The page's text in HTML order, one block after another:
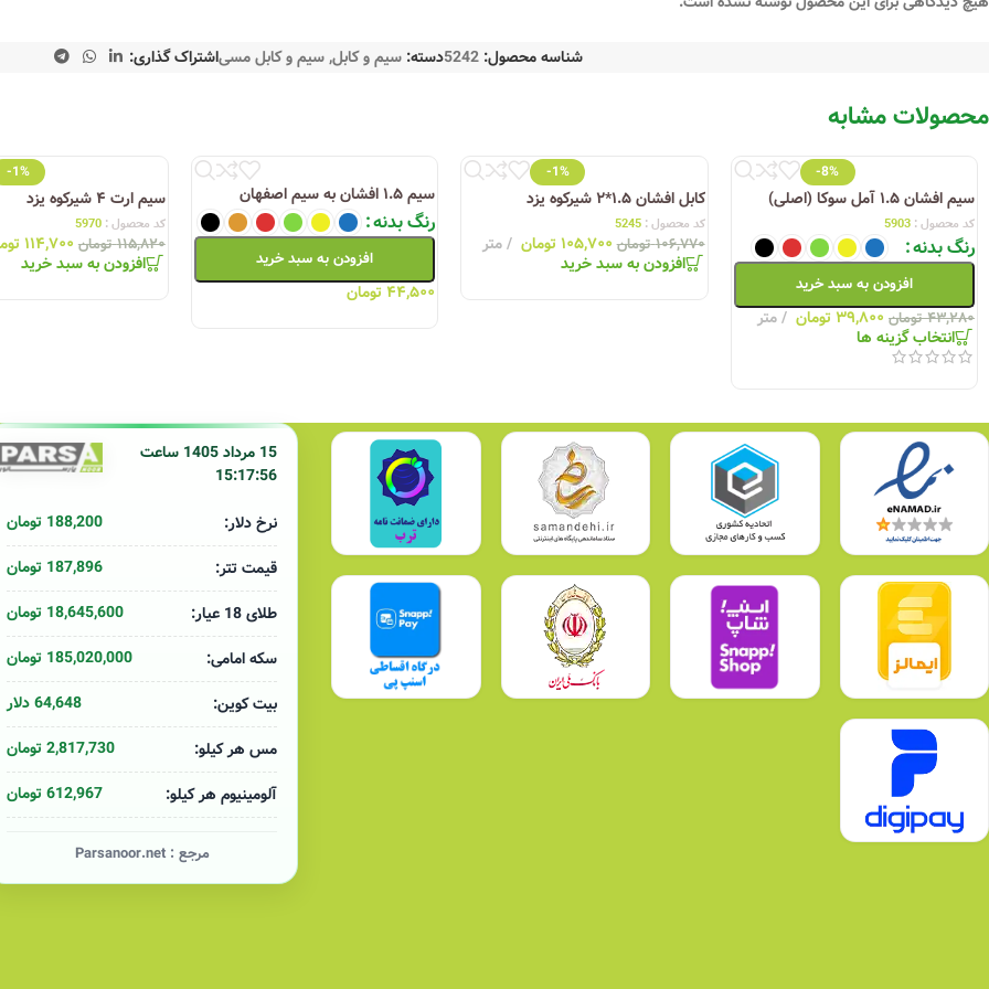
شناسه محصول:5242دسته: سیم و کابل, سیم و کابل مسیاشتراک گذاری:
محصولات مشابه
-8%
سیم افشان ۱.۵ آمل سوکا (اصلی)
کد محصول : 5903
رنگ بدنه
افزودن به سبد خرید
۴۳,۲۸۰ تومان ۳۹,۸۰۰ تومان متر
انتخاب گزینه ها
-1%
کابل افشان ۱.۵*۲ شیرکوه یزد
کد محصول :5245
۱۰۶,۷۷۰ تومان ۱۰۵,۷۰۰ تومان متر
افزودن به سبد خرید
سیم ۱.۵ افشان به سیم اصفهان
رنگ بدنه
افزودن به سبد خرید
۴۴,۵۰۰ تومان
-1%
سیم ارت ۴ شیرکوه یزد
کد محصول :5970
۱۱۵,۸۲۰ تومان ۱۱۴,۷۰۰
افزودن به سبد خرید
15 مرداد 1405 ساعت
15:17:56
نرخ دلار:
188,200 تومان
قیمت تتر:
187,896 تومان
طلای 18 عیار:
18,645,600 تومان
سکه امامی:
185,020,000 تومان
بیت کوین:
64,648 دلار
مس هر کیلو:
2,817,730 تومان
آلومینیوم هر کیلو:
612,967 تومان
مرجع :Parsanoor.net